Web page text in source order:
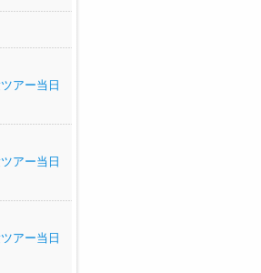
アー当日
アー当日
アー当日